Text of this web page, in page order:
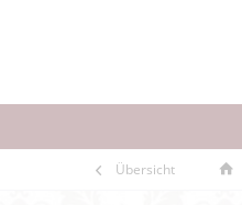
Übersicht